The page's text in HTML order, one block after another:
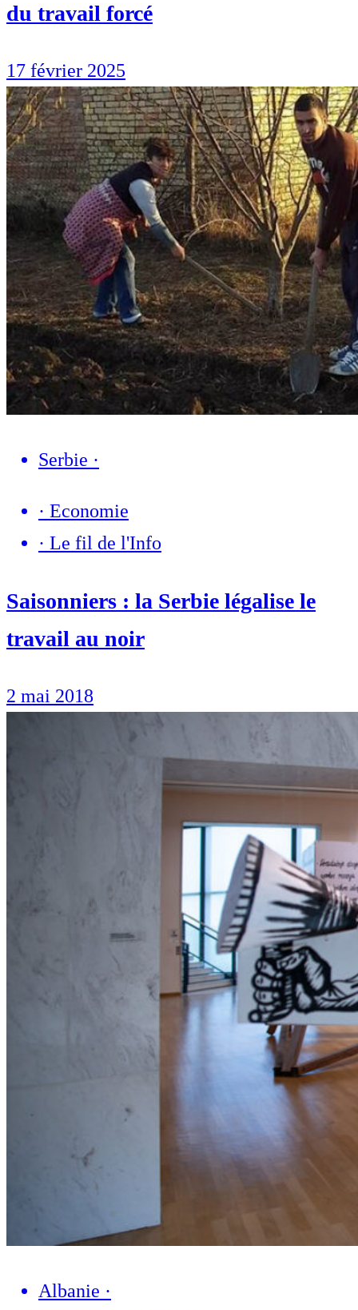
du travail forcé
17 février 2025
Serbie ·
· Economie
· Le fil de l'Info
Saisonniers : la Serbie légalise le
travail au noir
2 mai 2018
Albanie ·